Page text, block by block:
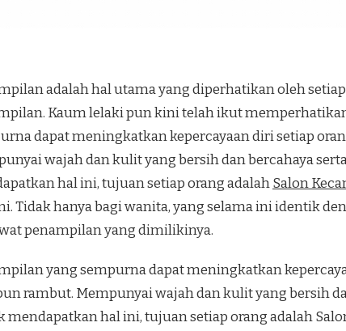
adalah hal utama yang diperhatikan oleh
Kaum lelaki pun kini telah ikut
dapat meningkatkan kepercayaan diri setiap
wajah dan kulit yang bersih dan bercahaya
hal ini, tujuan setiap orang adalahSalon
Tidak hanya bagi wanita, yang selama ini identik
penampilan yang dimilikinya.
yang sempurna dapat meningkatkan
rambut. Mempunyai wajah dan kulit yang bersih
mendapatkan hal ini, tujuan setiap orang adalah